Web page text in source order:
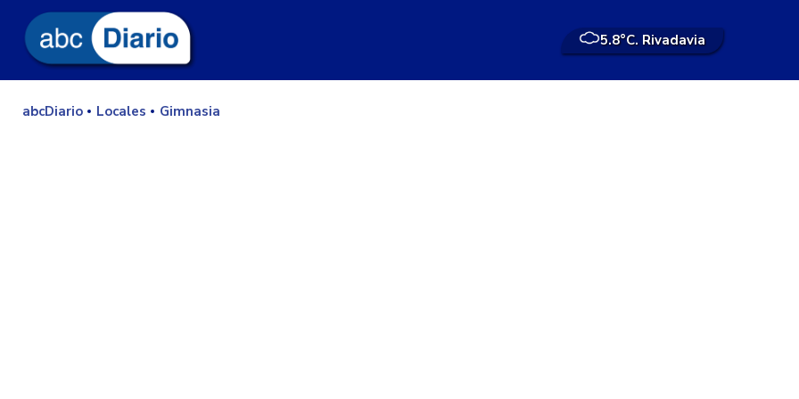
5.8°C. Rivadavia
abcDiario Locales Gimnasia